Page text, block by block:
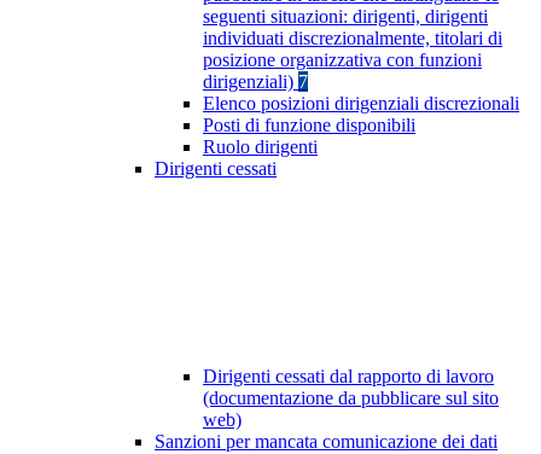
seguenti situazioni: dirigenti, dirigenti
individuati discrezionalmente, titolari di
posizione organizzativa con funzioni
dirigenziali) 7
Elenco posizioni dirigenziali discrezionali
Posti di funzione disponibili
Ruolo dirigenti
Dirigenti cessati
Dirigenti cessati dal rapporto di lavoro
(documentazione da pubblicare sul sito
web)
Sanzioni per mancata comunicazione dei dati